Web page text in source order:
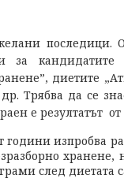
последици.
за кандидатите
диетите
Трябва да се
е резултатът от
години изпробва
хранене,
след диетата